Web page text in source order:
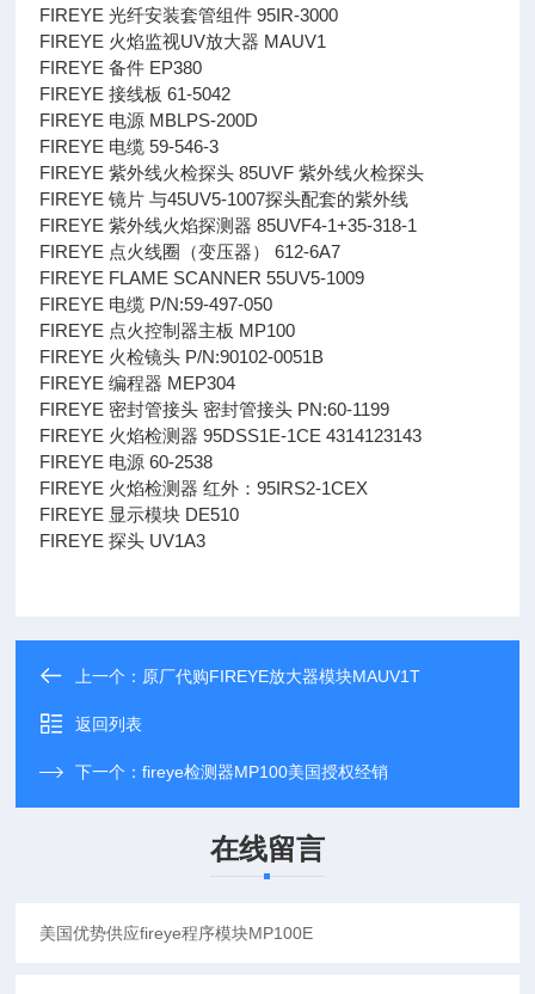
FIREYE 光纤安装套管组件 95IR-3000
FIREYE 火焰监视UV放大器 MAUV1
FIREYE 备件 EP380
FIREYE 接线板 61-5042
FIREYE 电源 MBLPS-200D
FIREYE 电缆 59-546-3
FIREYE 紫外线火检探头 85UVF 紫外线火检探头
FIREYE 镜片 与45UV5-1007探头配套的紫外线
FIREYE 紫外线火焰探测器 85UVF4-1+35-318-1
FIREYE 点火线圈（变压器） 612-6A7
FIREYE FLAME SCANNER 55UV5-1009
FIREYE 电缆 P/N:59-497-050
FIREYE 点火控制器主板 MP100
FIREYE 火检镜头 P/N:90102-0051B
FIREYE 编程器 MEP304
FIREYE 密封管接头 密封管接头 PN:60-1199
FIREYE 火焰检测器 95DSS1E-1CE 4314123143
FIREYE 电源 60-2538
FIREYE 火焰检测器 红外：95IRS2-1CEX
FIREYE 显示模块 DE510
FIREYE 探头 UV1A3
上一个： 原厂代购FIREYE放大器模块MAUV1T
返回列表
下一个：fireye检测器MP100美国授权经销
在线留言